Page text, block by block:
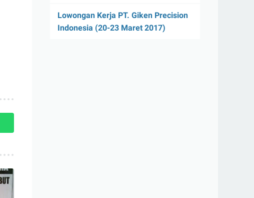
Lowongan Kerja PT. Giken Precision
Indonesia (20-23 Maret 2017)